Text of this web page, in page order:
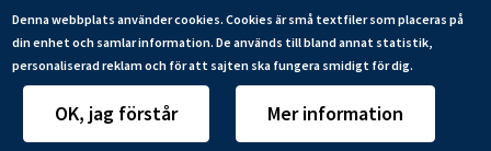
Denna webbplats använder cookies. Cookies är små textfiler som placeras på
din enhet och samlar information. De används till bland annat statistik,
personaliserad reklam och för att sajten ska fungera smidigt för dig.
OK, jag förstår Mer information